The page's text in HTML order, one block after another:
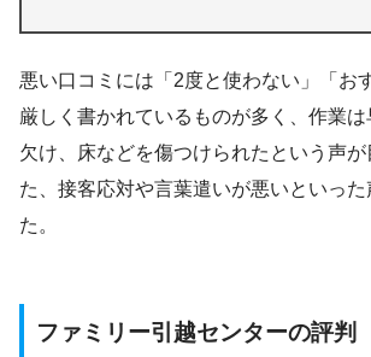
悪い口コミには「2度と使わない」「お
厳しく書かれているものが多く、作業
欠け、床などを傷つけられたという声が
た、接客応対や言葉遣いが悪いといっ
た。
ファミリー引越センターの評判